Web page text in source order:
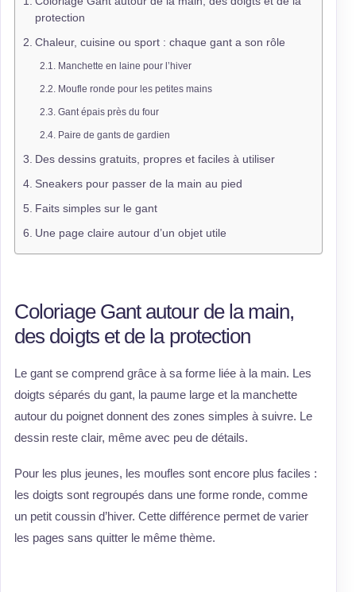
protection
Chaleur, cuisine ou sport : chaque gant a son rôle
Manchette en laine pour l’hiver
Moufle ronde pour les petites mains
Gant épais près du four
Paire de gants de gardien
Des dessins gratuits, propres et faciles à utiliser
Sneakers pour passer de la main au pied
Faits simples sur le gant
Une page claire autour d’un objet utile
Coloriage Gant autour de la main,
des doigts et de la protection
Le gant se comprend grâce à sa forme liée à la main. Les
doigts séparés du gant, la paume large et la manchette
autour du poignet donnent des zones simples à suivre. Le
dessin reste clair, même avec peu de détails.
Pour les plus jeunes, les moufles sont encore plus faciles :
les doigts sont regroupés dans une forme ronde, comme
un petit coussin d’hiver. Cette différence permet de varier
les pages sans quitter le même thème.